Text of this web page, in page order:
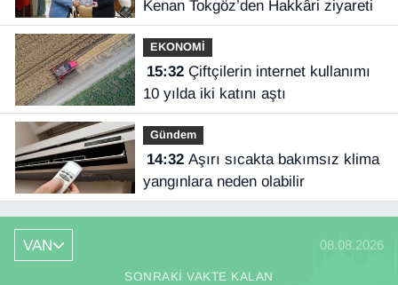
Kenan Tokgöz’den Hakkâri ziyareti
EKONOMİ
15:32Çiftçilerin internet kullanımı
10 yılda iki katını aştı
Gündem
14:32Aşırı sıcakta bakımsız klima
yangınlara neden olabilir
VAN 08.08.2026
SONRAKI VAKTE KALAN